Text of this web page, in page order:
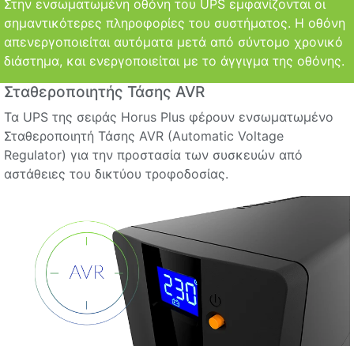
Στην ενσωματωμένη οθόνη του UPS εμφανίζονται οι
σημαντικότερες πληροφορίες του συστήματος. Η οθόνη
απενεργοποιείται αυτόματα μετά από σύντομο χρονικό
διάστημα, και ενεργοποιείται με το άγγιγμα της οθόνης.
Σταθεροποιητής Τάσης AVR
Τα UPS της σειράς Horus Plus φέρουν ενσωματωμένο
Σταθεροποιητή Τάσης AVR (Automatic Voltage
Regulator) για την προστασία των συσκευών από
αστάθειες του δικτύου τροφοδοσίας.